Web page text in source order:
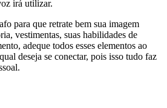
irá utilizar.
para que retrate bem sua imagem
vestimentas, suas habilidades de
adeque todos esses elementos ao
deseja se conectar, pois isso tudo faz